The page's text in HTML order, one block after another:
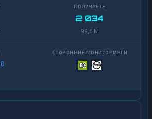
2 034
99,6 M
0